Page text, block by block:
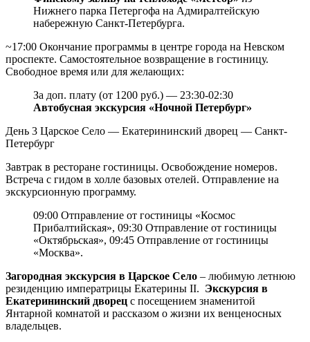
Нижнего парка Петергофа на Адмиралтейскую
набережную Санкт-Петербурга.
~17:00 Окончание программы в центре города на Невском
проспекте. Самостоятельное возвращение в гостиницу.
Свободное время или для желающих:
За доп. плату (от 1200 руб.) — 23:30-02:30
Автобусная экскурсия «Ночной Петербург»
День 3 Царское Село — Екатерининский дворец — Санкт-
Петербург
Завтрак в ресторане гостиницы. Освобождение номеров.
Встреча с гидом в холле базовых отелей. Отправление на
экскурсионную программу.
09:00 Отправление от гостиницы «Космос
Прибалтийская», 09:30 Отправление от гостиницы
«Октябрьская», 09:45 Отправление от гостиницы
«Москва».
Загородная экскурсия в Царское Село – любимую летнюю
резиденцию императрицы Екатерины II. Экскурсия в
Екатерининский дворец с посещением знаменитой
Янтарной комнатой и рассказом о жизни их венценосных
владельцев.